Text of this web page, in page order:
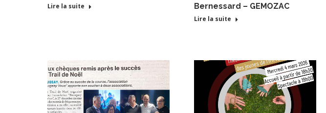
Lire la suite
Bernessard – GEMOZAC
Lire la suite